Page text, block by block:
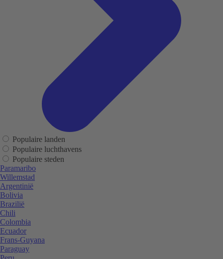
Populaire landen
Populaire luchthavens
Populaire steden
Paramaribo
Willemstad
Argentinië
Bolivia
Brazilië
Chili
Colombia
Ecuador
Frans-Guyana
Paraguay